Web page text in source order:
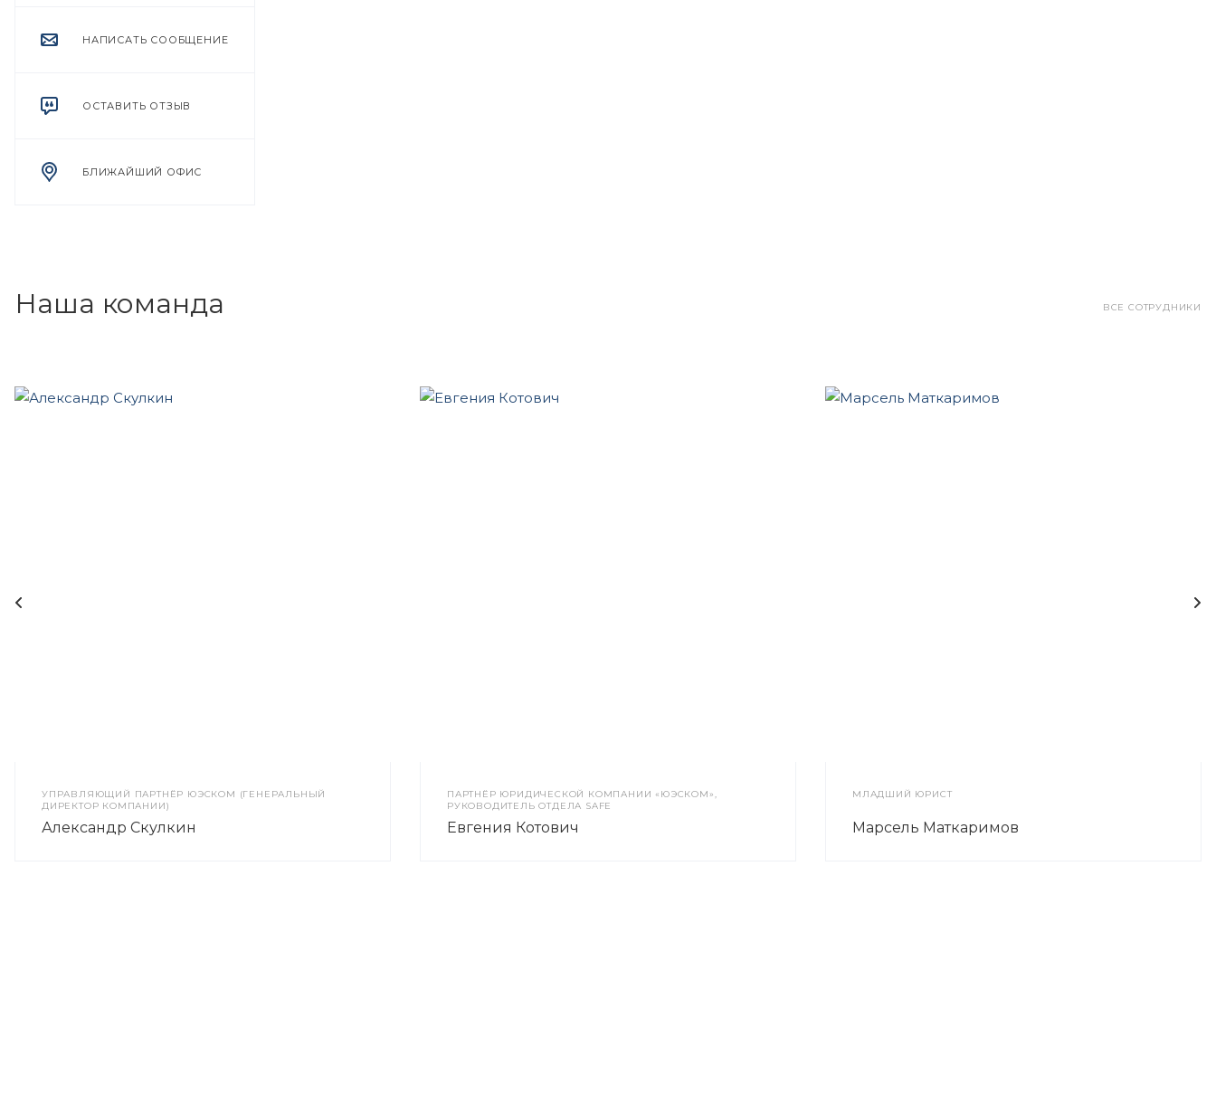
НАПИСАТЬ СООБЩЕНИЕ
ОСТАВИТЬ ОТЗЫВ
БЛИЖАЙШИЙ ОФИС
ВСЕ СОТРУДНИКИ
Наша команда
УПРАВЛЯЮЩИЙ ПАРТНЁР ЮЭСКОМ (ГЕНЕРАЛЬНЫЙ
ДИРЕКТОР КОМПАНИИ)
Александр Скулкин
ПАРТНЁР ЮРИДИЧЕСКОЙ КОМПАНИИ «ЮЭСКОМ»,
РУКОВОДИТЕЛЬ ОТДЕЛА SAFE
Евгения Котович
МЛАДШИЙ ЮРИСТ
Марсель Маткаримов